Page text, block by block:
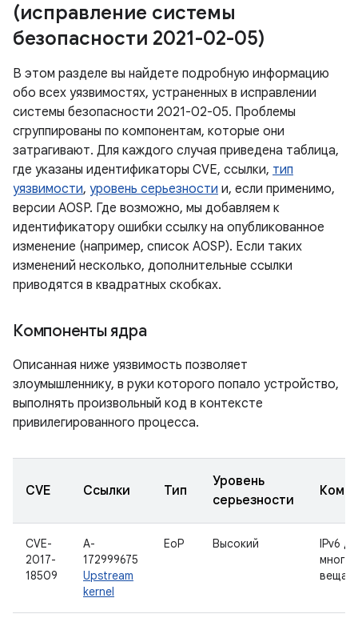
(исправление системы
безопасности 2021-02-05)
В этом разделе вы найдете подробную информацию
обо всех уязвимостях, устраненных в исправлении
системы безопасности 2021-02-05. Проблемы
сгруппированы по компонентам, которые они
затрагивают. Для каждого случая приведена таблица,
где указаны идентификаторы CVE, ссылки, тип
уязвимости, уровень серьезности и, если применимо,
версии AOSP. Где возможно, мы добавляем к
идентификатору ошибки ссылку на опубликованное
изменение (например, список AOSP). Если таких
изменений несколько, дополнительные ссылки
приводятся в квадратных скобках.
Компоненты ядра
Описанная ниже уязвимость позволяет
злоумышленнику, в руки которого попало устройство,
выполнять произвольный код в контексте
привилегированного процесса.
CVE Ссылки Тип
Уровень
серьезности
CVE-
2017-
18509
A-
172999675
Upstream
kernel
EoP Высокий
IPv6